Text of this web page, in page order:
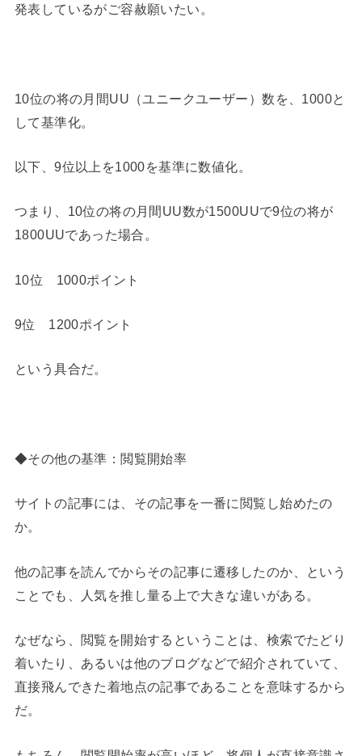
発表しているがご容赦願いたい。
10位の将の月間UU（ユニークユーザー）数を、1000と
して基準化。
以下、9位以上を1000を基準に数値化。
つまり、10位の将の月間UU数が1500UUで9位の将が
1800UUであった場合。
10位 1000ポイント
9位 1200ポイント
という具合だ。
◆その他の基準：閲覧開始率
サイトの記事には、その記事を一番に閲覧し始めたの
か。
他の記事を読んでからその記事に遷移したのか、という
ことでも、人気を推し量る上で大きな違いがある。
なぜなら、閲覧を開始するということは、検索でたどり
着いたり、あるいは他のブログなどで紹介されていて、
直接飛んできた着地点の記事であることを意味するから
だ。